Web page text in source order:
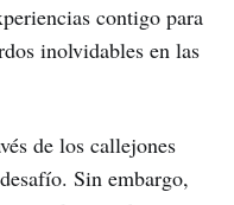
contigo para
inolvidables en las
de los callejones
Sin embargo,